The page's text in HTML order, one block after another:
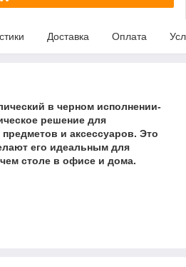
Доставка Оплата
в черном исполнении-
решение для
и аксессуаров. Это
его идеальным для
столе в офисе и дома.